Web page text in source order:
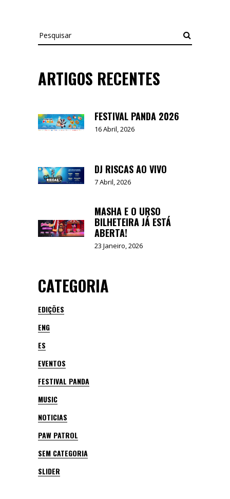
Pesquisar
ARTIGOS RECENTES
FESTIVAL PANDA 2026
16 Abril, 2026
DJ RISCAS AO VIVO
7 Abril, 2026
MASHA E O URSO
BILHETEIRA JÁ ESTÁ
ABERTA!
23 Janeiro, 2026
CATEGORIA
EDIÇÕES
ENG
ES
EVENTOS
FESTIVAL PANDA
MUSIC
NOTICIAS
PAW PATROL
SEM CATEGORIA
SLIDER